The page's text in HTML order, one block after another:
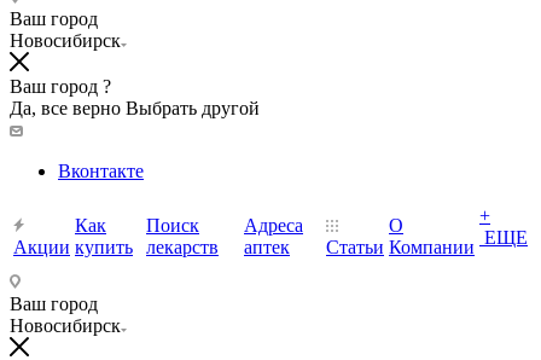
Ваш город
Новосибирск
Ваш город ?
Да, все верно Выбрать другой
Вконтакте
Акции
Как
купить
Поиск
лекарств
Адреса
аптек
Статьи
О
Компании
+
ЕЩЕ
Ваш город
Новосибирск